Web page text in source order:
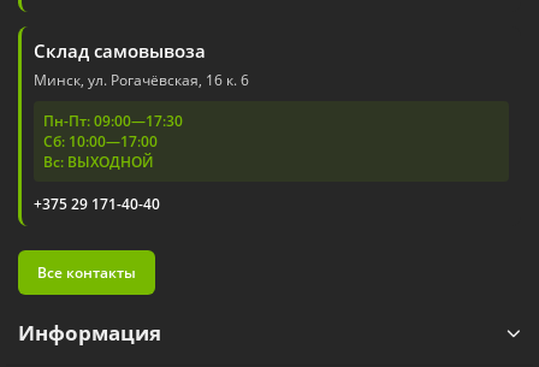
Склад самовывоза
Минск, ул. Рогачёвская, 16 к. 6
Пн-Пт: 09:00—17:30
Сб: 10:00—17:00
Вс: ВЫХОДНОЙ
+375 29 171-40-40
Все контакты
Информация